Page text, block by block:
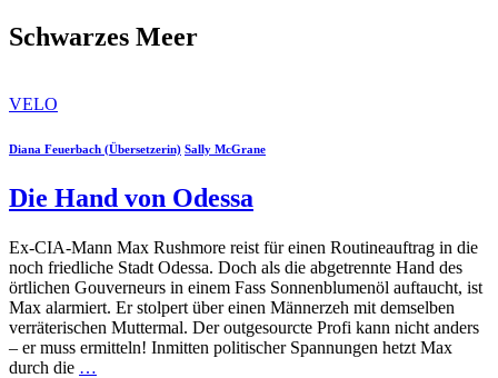
Schwarzes Meer
VELO
Diana Feuerbach (Übersetzerin) Sally McGrane
Die Hand von Odessa
Ex-CIA-Mann Max Rushmore reist für einen Routineauftrag in die
noch friedliche Stadt Odessa. Doch als die abgetrennte Hand des
örtlichen Gouverneurs in einem Fass Sonnenblumenöl auftaucht, ist
Max alarmiert. Er stolpert über einen Männerzeh mit demselben
verräterischen Muttermal. Der outgesourcte Profi kann nicht anders
– er muss ermitteln! Inmitten politischer Spannungen hetzt Max
durch die …